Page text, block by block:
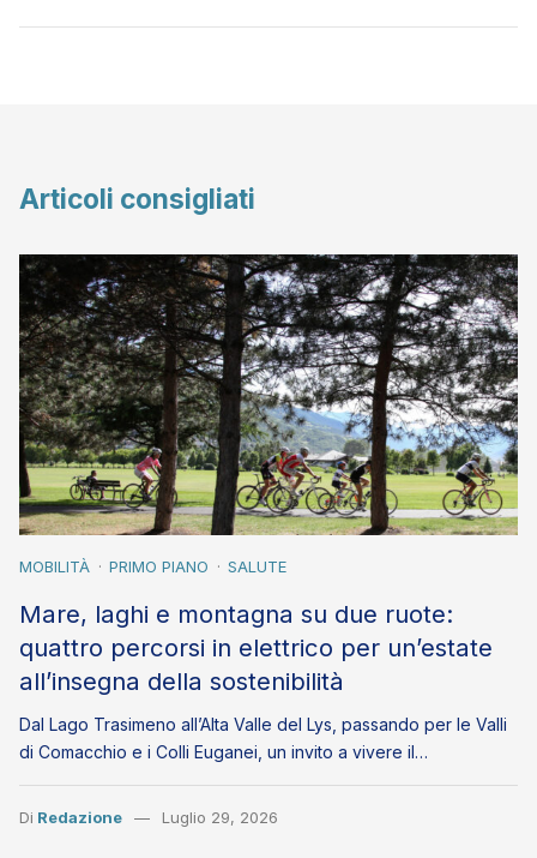
Articoli consigliati
MOBILITÀ PRIMO PIANO SALUTE
Mare, laghi e montagna su due ruote:
quattro percorsi in elettrico per un’estate
all’insegna della sostenibilità
Dal Lago Trasimeno all’Alta Valle del Lys, passando per le Valli
di Comacchio e i Colli Euganei, un invito a vivere il…
Di Redazione Luglio 29, 2026